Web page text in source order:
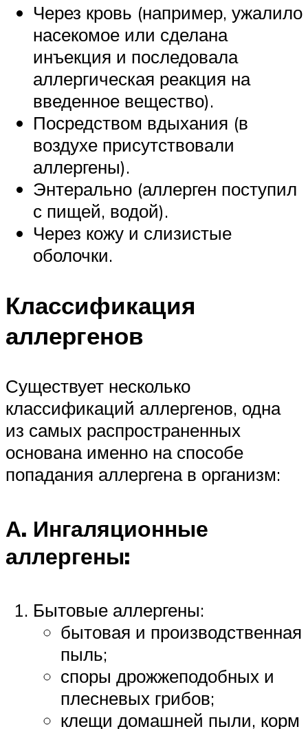
Через кровь (например, ужалило
насекомое или сделана
инъекция и последовала
аллергическая реакция на
введенное вещество).
Посредством вдыхания (в
воздухе присутствовали
аллергены).
Энтерально (аллерген поступил
с пищей, водой).
Через кожу и слизистые
оболочки.
Классификация
аллергенов
Существует несколько
классификаций аллергенов, одна
из самых распространенных
основана именно на способе
попадания аллергена в организм:
А. Ингаляционные
аллергены:
Бытовые аллергены:
бытовая и производственная
пыль;
споры дрожжеподобных и
плесневых грибов;
клещи домашней пыли, корм